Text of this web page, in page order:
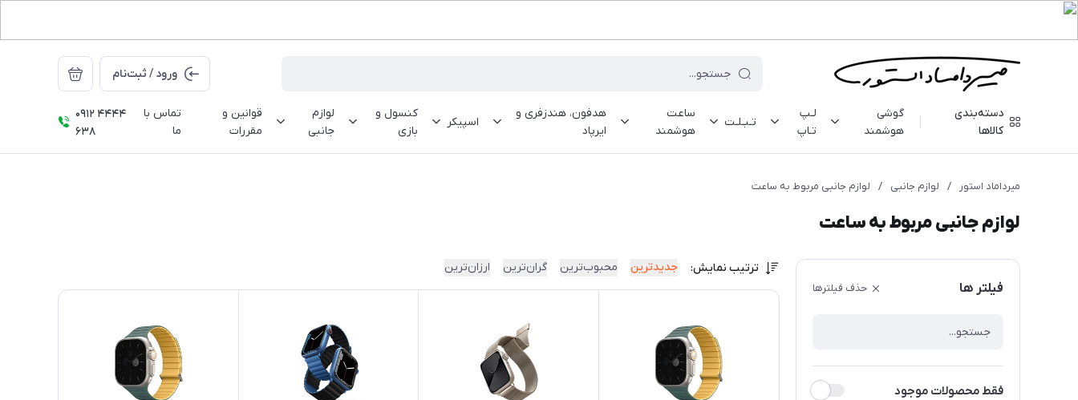
ورود / ثبت‌نام
دسته‌بندی
کالاها
گوشی
هوشمند
لـپ
تـاپ
تـبـلـت
ساعت
هوشمند
هدفون، هندزفری و
ایرپاد
اسپیکر
کنسول و
بازی
لوازم
جانبی
قوانین و
مقررات
تماس با
ما
0912 4444
638
میرداماد استور / لوازم جانبی / لوازم جانبی مربوط به ساعت
لوازم جانبی مربوط به ساعت
فیلتر ها حذف فیلترها
فقط محصولات موجود
ترتیب نمایش: جدیدترین محبوب‌ترین گران‌ترین ارزان‌ترین